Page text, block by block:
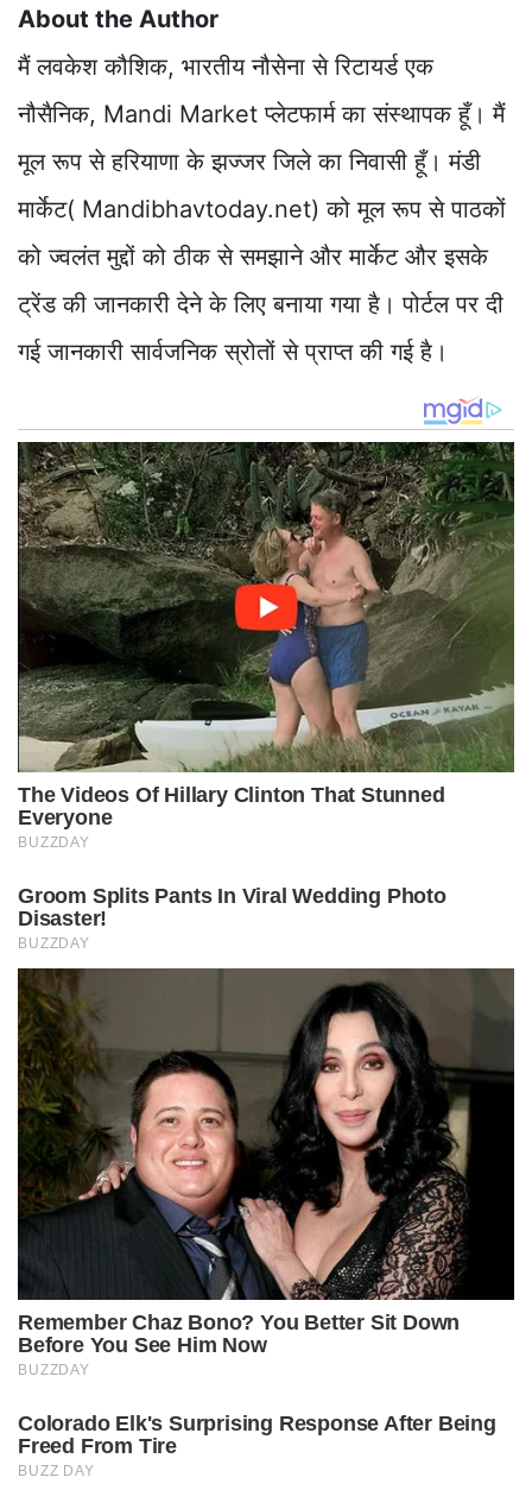
About the Author
मैं लवकेश कौशिक, भारतीय नौसेना से रिटायर्ड एक
नौसैनिक, Mandi Market प्लेटफार्म का संस्थापक हूँ। मैं
मूल रूप से हरियाणा के झज्जर जिले का निवासी हूँ। मंडी
मार्केट( Mandibhavtoday.net) को मूल रूप से पाठकों
को ज्वलंत मुद्दों को ठीक से समझाने और मार्केट और इसके
ट्रेंड की जानकारी देने के लिए बनाया गया है। पोर्टल पर दी
गई जानकारी सार्वजनिक स्रोतों से प्राप्त की गई है।